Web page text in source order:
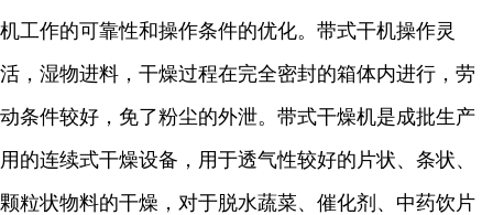
机工作的可靠性和操作条件的优化。带式干机操作灵
活，湿物进料，干燥过程在完全密封的箱体内进行，劳
动条件较好，免了粉尘的外泄。带式干燥机是成批生产
用的连续式干燥设备，用于透气性较好的片状、条状、
颗粒状物料的干燥，对于脱水蔬菜、催化剂、中药饮片